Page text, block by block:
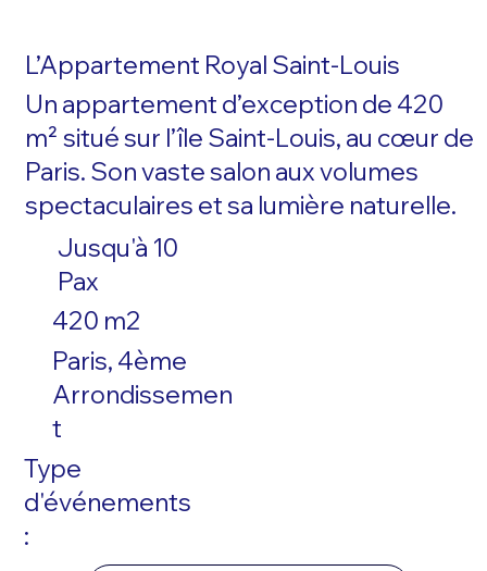
L’Appartement Royal Saint-Louis
Un appartement d’exception de 420
m² situé sur l’île Saint-Louis, au cœur de
Paris. Son vaste salon aux volumes
spectaculaires et sa lumière naturelle.
Jusqu'à 10
Pax
420 m2
Paris, 4ème
Arrondissemen
t
Type
d'événements
: